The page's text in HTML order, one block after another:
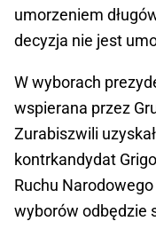
umorzeniem
decyzja nie jest
W wyborach
wspierana przez
Zurabiszwili
kontrkandydat
Ruchu
wyborów odbędzie